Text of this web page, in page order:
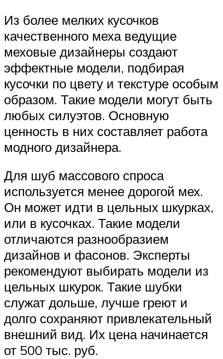
Из более мелких кусочков
качественного меха ведущие
меховые дизайнеры создают
эффектные модели, подбирая
кусочки по цвету и текстуре особым
образом. Такие модели могут быть
любых силуэтов. Основную
ценность в них составляет работа
модного дизайнера.
Для шуб массового спроса
используется менее дорогой мех.
Он может идти в цельных шкурках,
или в кусочках. Такие модели
отличаются разнообразием
дизайнов и фасонов. Эксперты
рекомендуют выбирать модели из
цельных шкурок. Такие шубки
служат дольше, лучше греют и
долго сохраняют привлекательный
внешний вид. Их цена начинается
от 500 тыс. руб.